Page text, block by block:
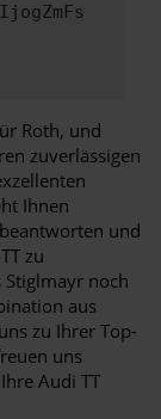
Roth, und
zuverlässigen
Ihnen
und
zu
Stiglmayr noch
aus
zu Ihrer Top-
uns
Audi TT